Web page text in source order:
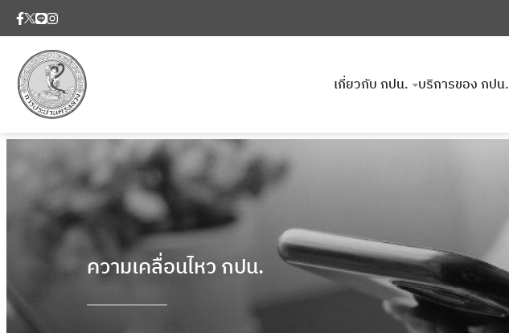
เกี่ยวกับ กปน. บริการของ กปน.
ความเคลื่อนไหว กปน.